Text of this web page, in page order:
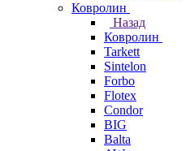
Ковролин
Назад
Ковролин
Tarkett
Sintelon
Forbo
Flotex
Condor
BIG
Balta